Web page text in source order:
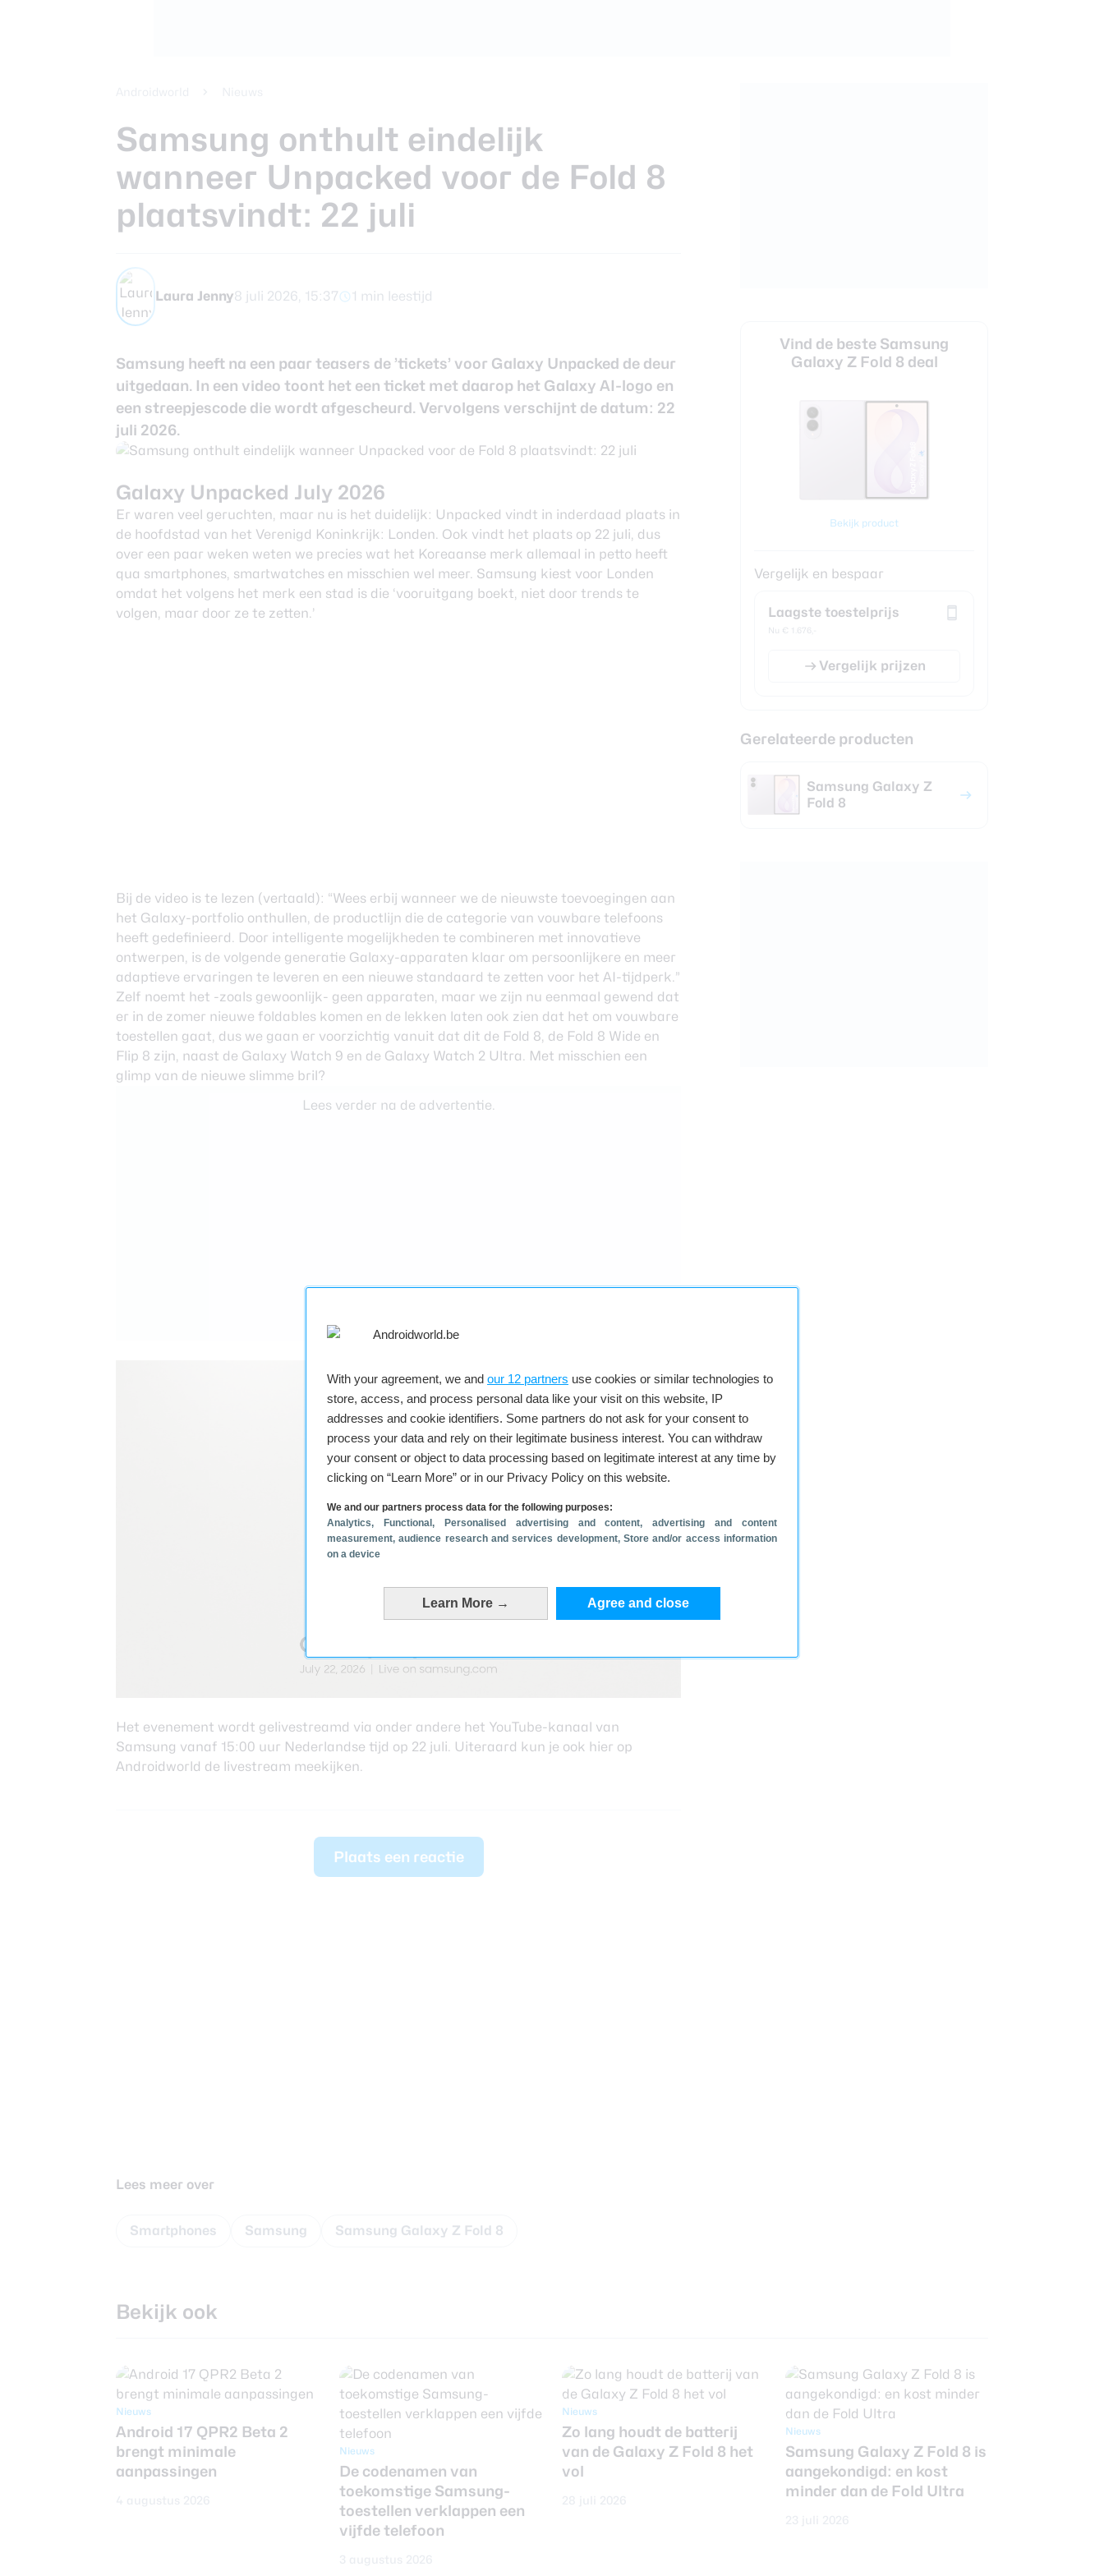
With your agreement, we and our 12 partners use cookies or similar technologies to
store, access, and process personal data like your visit on this website, IP
addresses and cookie identifiers. Some partners do not ask for your consent to
process your data and rely on their legitimate business interest. You can withdraw
your consent or object to data processing based on legitimate interest at any time by
clicking on “Learn More” or in our Privacy Policy on this website.
We and our partners process data for the following purposes:
Analytics, Functional, Personalised advertising and content, advertising and content
measurement, audience research and services development, Store and/or access information
on a device
Learn More → Agree and close
Samsung onthult eindelijk
wanneer Unpacked voor de Fold 8
plaatsvindt: 22 juli
Laura Jenny8 juli 2026, 15:37 1 min leestijd
Samsung heeft na een paar teasers de ’tickets’ voor Galaxy Unpacked de deur
uitgedaan. In een video toont het een ticket met daarop het Galaxy AI-logo en
een streepjescode die wordt afgescheurd. Vervolgens verschijnt de datum: 22
juli 2026.
Galaxy Unpacked July 2026
Er waren veel geruchten, maar nu is het duidelijk: Unpacked vindt in inderdaad plaats in
de hoofdstad van het Verenigd Koninkrijk: Londen. Ook vindt het plaats op 22 juli, dus
over een paar weken weten we precies wat het Koreaanse merk allemaal in petto heeft
qua smartphones, smartwatches en misschien wel meer. Samsung kiest voor Londen
omdat het volgens het merk een stad is die ‘vooruitgang boekt, niet door trends te
volgen, maar door ze te zetten.’
Bij de video is te lezen (vertaald): “Wees erbij wanneer we de nieuwste toevoegingen aan
het Galaxy-portfolio onthullen, de productlijn die de categorie van vouwbare telefoons
heeft gedefinieerd. Door intelligente mogelijkheden te combineren met innovatieve
ontwerpen, is de volgende generatie Galaxy-apparaten klaar om persoonlijkere en meer
adaptieve ervaringen te leveren en een nieuwe standaard te zetten voor het AI-tijdperk.”
Zelf noemt het -zoals gewoonlijk- geen apparaten, maar we zijn nu eenmaal gewend dat
er in de zomer nieuwe foldables komen en de lekken laten ook zien dat het om vouwbare
toestellen gaat, dus we gaan er voorzichtig vanuit dat dit de Fold 8, de Fold 8 Wide en
Flip 8 zijn, naast de Galaxy Watch 9 en de Galaxy Watch 2 Ultra. Met misschien een
glimp van de nieuwe slimme bril?
Lees verder na de advertentie.
Het evenement wordt gelivestreamd via onder andere het YouTube-kanaal van
Samsung vanaf 15:00 uur Nederlandse tijd op 22 juli. Uiteraard kun je ook hier op
Androidworld de livestream meekijken.
Plaats een reactie
Lees meer over
Smartphones Samsung Samsung Galaxy Z Fold 8
Vind de beste Samsung
Galaxy Z Fold 8 deal
Bekijk product
Vergelijk en bespaar
Laagste toestelprijs
Nu € 1.676,-
Vergelijk prijzen
Gerelateerde producten
Samsung Galaxy Z
Fold 8
Bekijk ook
Nieuws
Android 17 QPR2 Beta 2
brengt minimale
aanpassingen
Nieuws
De codenamen van
toekomstige Samsung-
toestellen verklappen een
vijfde telefoon
Nieuws
Zo lang houdt de batterij
van de Galaxy Z Fold 8 het
vol
Nieuws
Samsung Galaxy Z Fold 8 is
aangekondigd: en kost
minder dan de Fold Ultra